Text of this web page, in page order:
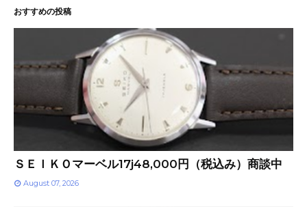
おすすめの投稿
ＳＥＩＫＯマーベル17j48,000円（税込み）商談中
August 07, 2026